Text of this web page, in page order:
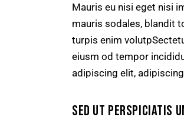
Mauris eu nisi eget nisi
mauris sodales, blandit
turpis enim
eiusm od tempor
adipiscing elit,
SED UT PERSPICIATIS